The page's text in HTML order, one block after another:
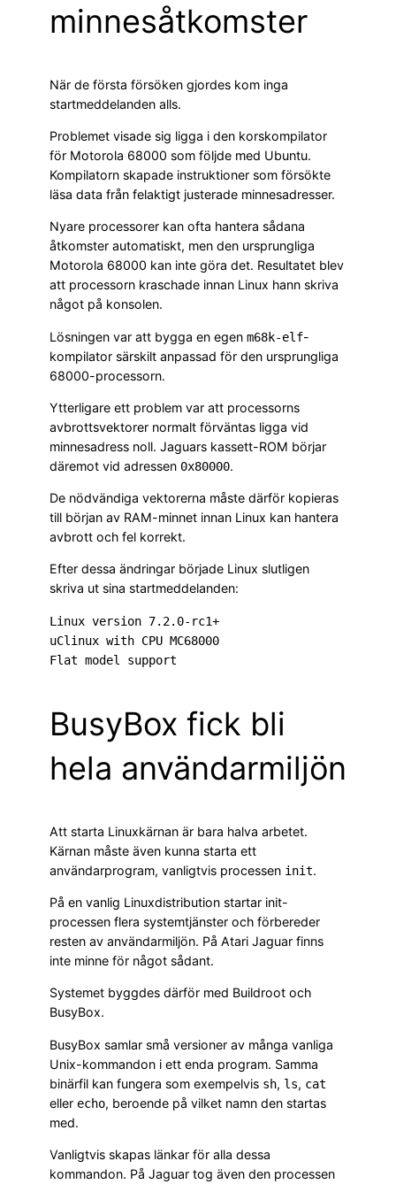
minnesåtkomster
När de första försöken gjordes kom inga
startmeddelanden alls.
Problemet visade sig ligga i den korskompilator
för Motorola 68000 som följde med Ubuntu.
Kompilatorn skapade instruktioner som försökte
läsa data från felaktigt justerade minnesadresser.
Nyare processorer kan ofta hantera sådana
åtkomster automatiskt, men den ursprungliga
Motorola 68000 kan inte göra det. Resultatet blev
att processorn kraschade innan Linux hann skriva
något på konsolen.
Lösningen var att bygga en egen m68k-elf-
kompilator särskilt anpassad för den ursprungliga
68000-processorn.
Ytterligare ett problem var att processorns
avbrottsvektorer normalt förväntas ligga vid
minnesadress noll. Jaguars kassett-ROM börjar
däremot vid adressen 0x80000.
De nödvändiga vektorerna måste därför kopieras
till början av RAM-minnet innan Linux kan hantera
avbrott och fel korrekt.
Efter dessa ändringar började Linux slutligen
skriva ut sina startmeddelanden:
Linux version 7.2.0-rc1+
uClinux with CPU MC68000
BusyBox fick bli
hela användarmiljön
Att starta Linuxkärnan är bara halva arbetet.
Kärnan måste även kunna starta ett
användarprogram, vanligtvis processen init.
På en vanlig Linuxdistribution startar init-
processen flera systemtjänster och förbereder
resten av användarmiljön. På Atari Jaguar finns
inte minne för något sådant.
Systemet byggdes därför med Buildroot och
BusyBox.
BusyBox samlar små versioner av många vanliga
Unix-kommandon i ett enda program. Samma
binärfil kan fungera som exempelvis sh, ls, cat
eller echo, beroende på vilket namn den startas
med.
Vanligtvis skapas länkar för alla dessa
kommandon. På Jaguar tog även den processen